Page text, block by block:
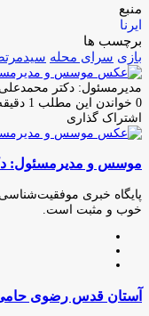
منبع
ایرنا
برچسب ها
بازی سرای محله
مدیرمسئول: دکتر محمدعلی
0 خواندن این مطلب 1 دقیقه زمان میبرد
اشتراک گذاری
فیس
توئیتر
لینکدین
واتس
تلگرام
اشتراک
از
ایمیل
چاپ
موسس و مدیرمسئول:
پایگاه خبری
خوب و مثبت است.
آستان
آستان قدس رضوی حامی